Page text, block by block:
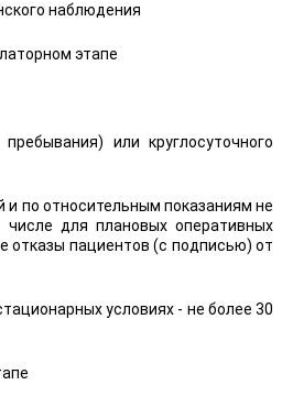
наблюдения
этапе
или круглосуточного
по относительным показаниям не
для плановых оперативных
отказы пациентов (с подписью) от
условиях - не более 30